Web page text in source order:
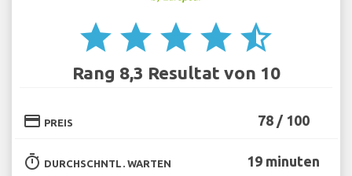
star star star star star_half
Rang 8,3 Resultat von 10
credit_card PREIS 78 / 100
timer DURCHSCHNTL. WARTEN 19 minuten